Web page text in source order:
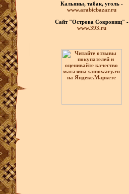
Кальяны, табак, уголь -
www.arabicbazar.ru
Сайт "Острова Сокровищ" -
www.393.ru